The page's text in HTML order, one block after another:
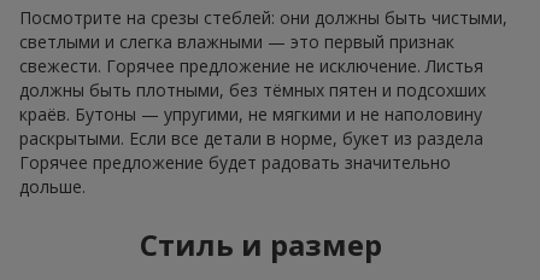
Посмотрите на срезы стеблей: они должны быть чистыми,
светлыми и слегка влажными — это первый признак
свежести. Горячее предложение не исключение. Листья
должны быть плотными, без тёмных пятен и подсохших
краёв. Бутоны — упругими, не мягкими и не наполовину
раскрытыми. Если все детали в норме, букет из раздела
Горячее предложение будет радовать значительно
дольше.
Стиль и размер